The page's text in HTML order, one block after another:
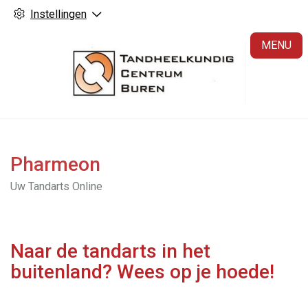
Instellingen
MENU
Pharmeon
Uw Tandarts Online
Naar de tandarts in het
buitenland? Wees op je hoede!